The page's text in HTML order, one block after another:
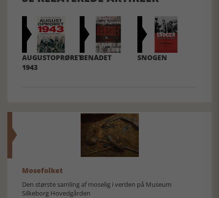
AUGUSTOPRØRET
1943
BENÅDET SNOGEN
Mosefolket
Den største samling af moselig i verden på Museum
Silkeborg Hovedgården